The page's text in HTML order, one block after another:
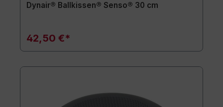
Dynair® Ballkissen® Senso® 30 cm
42,50 €*